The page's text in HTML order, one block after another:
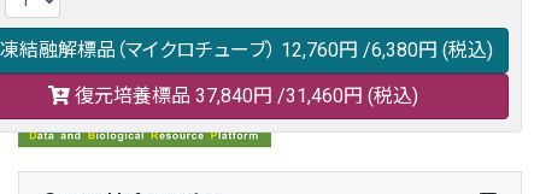
らご覧ください。
日本語での検索も可能です。
凍結融解標品（マイクロチューブ） 12,760円 /6,380円 (税込)
復元培養標品 37,840円 /31,460円 (税込)